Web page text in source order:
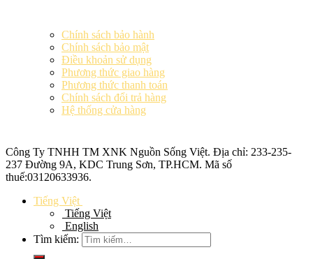
Chính sách bảo hành
Chính sách bảo mật
Điều khoản sử dụng
Phương thức giao hàng
Phương thức thanh toán
Chính sách đổi trả hàng
Hệ thống cửa hàng
Công Ty TNHH TM XNK Nguồn Sống Việt. Địa chỉ: 233-235-
237 Đường 9A, KDC Trung Sơn, TP.HCM. Mã số
thuế:03120633936.
Tiếng Việt
Tiếng Việt
English
Tìm kiếm: